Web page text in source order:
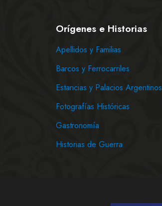
Orígenes e Historias
Apellidos y Familias
Barcos y Ferrocarriles
Estancias y Palacios Argentinos
Fotografías Históricas
Gastronomía
Historias de Guerra